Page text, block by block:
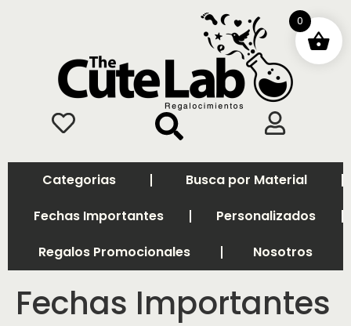
Categorias
Busca por Material
Fechas Importantes
Personalizados
Regalos Promocionales
Nosotros
Fechas Importantes
0